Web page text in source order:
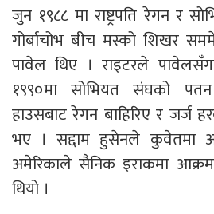
जुन १९८८ मा राष्ट्रपति रेगन र
गोर्बाचोभ बीच मस्को शिखर
पावेल थिए । राइटरले
१९९०मा सोभियत संघको
हाउसबाट रेगन बाहिरिए र जर्ज
भए । सद्दाम हुसेनले कुवेतमा
अमेरिकाले सैनिक इराकमा
थियो ।